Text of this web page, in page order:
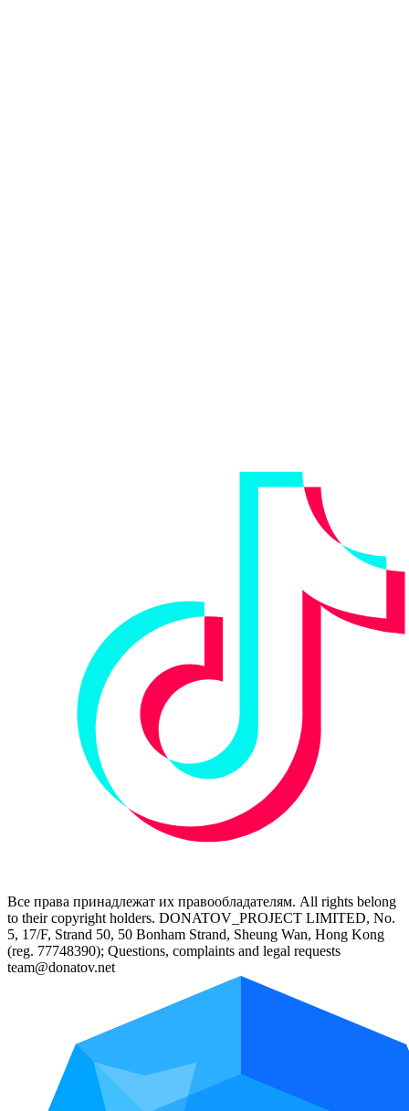
Все права принадлежат их правообладателям. All rights belong
to their copyright holders. DONATOV_PROJECT LIMITED, No.
5, 17/F, Strand 50, 50 Bonham Strand, Sheung Wan, Hong Kong
(reg. 77748390); Questions, complaints and legal requests
team@donatov.net